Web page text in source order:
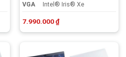
VGA
Intel® Iris® Xe
7.990.000₫